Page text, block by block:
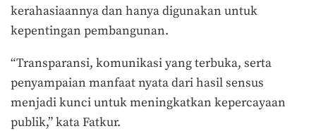
kerahasiaannya dan hanya digunakan untuk
kepentingan pembangunan.
“Transparansi, komunikasi yang terbuka, serta
penyampaian manfaat nyata dari hasil sensus
menjadi kunci untuk meningkatkan kepercayaan
publik,” kata Fatkur.